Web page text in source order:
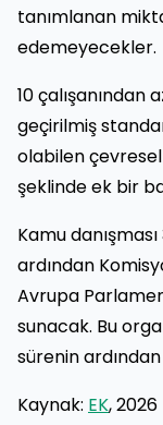
tanımlanan
edemeyecekler.
10
geçirilmiş
olabilen
şeklinde ek bir
Kamu
ardından
Avrupa
sunacak. Bu
sürenin
Kaynak: EK, 2026